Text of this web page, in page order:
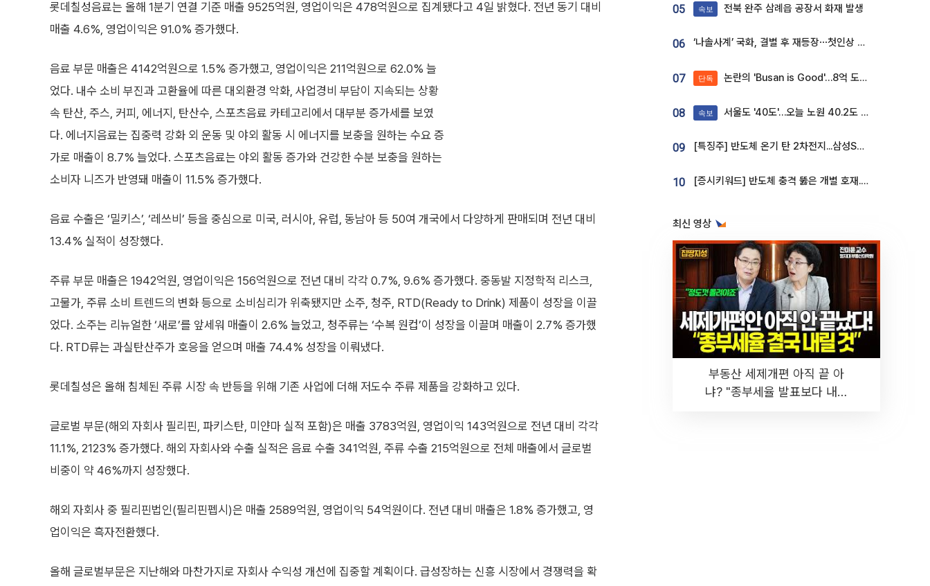
롯데칠성음료는 올해 1분기 연결 기준 매출 9525억원, 영업이익은 478억원으로 집계됐다고 4일 밝혔다. 전년 동기 대비
매출 4.6%, 영업이익은 91.0% 증가했다.
음료 부문 매출은 4142억원으로 1.5% 증가했고, 영업이익은 211억원으로 62.0% 늘
었다. 내수 소비 부진과 고환율에 따른 대외환경 악화, 사업경비 부담이 지속되는 상황
속 탄산, 주스, 커피, 에너지, 탄산수, 스포츠음료 카테고리에서 대부분 증가세를 보였
다. 에너지음료는 집중력 강화 외 운동 및 야외 활동 시 에너지를 보충을 원하는 수요 증
가로 매출이 8.7% 늘었다. 스포츠음료는 야외 활동 증가와 건강한 수분 보충을 원하는
소비자 니즈가 반영돼 매출이 11.5% 증가했다.
음료 수출은 ‘밀키스’, ‘레쓰비’ 등을 중심으로 미국, 러시아, 유럽, 동남아 등 50여 개국에서 다양하게 판매되며 전년 대비
13.4% 실적이 성장했다.
주류 부문 매출은 1942억원, 영업이익은 156억원으로 전년 대비 각각 0.7%, 9.6% 증가했다. 중동발 지정학적 리스크,
고물가, 주류 소비 트렌드의 변화 등으로 소비심리가 위축됐지만 소주, 청주, RTD(Ready to Drink) 제품이 성장을 이끌
었다. 소주는 리뉴얼한 ‘새로’를 앞세워 매출이 2.6% 늘었고, 청주류는 ‘수복 원컵’이 성장을 이끌며 매출이 2.7% 증가했
다. RTD류는 과실탄산주가 호응을 얻으며 매출 74.4% 성장을 이뤄냈다.
롯데칠성은 올해 침체된 주류 시장 속 반등을 위해 기존 사업에 더해 저도수 주류 제품을 강화하고 있다.
글로벌 부문(해외 자회사 필리핀, 파키스탄, 미얀마 실적 포함)은 매출 3783억원, 영업이익 143억원으로 전년 대비 각각
11.1%, 2123% 증가했다. 해외 자회사와 수출 실적은 음료 수출 341억원, 주류 수출 215억원으로 전체 매출에서 글로벌
비중이 약 46%까지 성장했다.
해외 자회사 중 필리핀법인(필리핀펩시)은 매출 2589억원, 영업이익 54억원이다. 전년 대비 매출은 1.8% 증가했고, 영
업이익은 흑자전환했다.
올해 글로벌부문은 지난해와 마찬가지로 자회사 수익성 개선에 집중할 계획이다. 급성장하는 신흥 시장에서 경쟁력을 확
05 속보 전북 완주 삼례읍 공장서 화재 발생
06 ‘나솔사계’ 국화, 결별 후 재등장⋯첫인상 투표 휩쓸고 ‘인기녀’ 등극
07 단독 논란의 'Busan is Good'…8억 도시브랜드, 용산 대통령실 CI 업체가 수행
08 속보 서울도 '40도'…오늘 노원 40.2도 기록
09 [특징주] 반도체 온기 탄 2차전지...삼성SDI, 장 초반 7% 넘게 껑충
10 [증시키워드] 반도체 충격 뚫은 개별 호재...포스코퓨처엠·에코프로·한화솔루션 '눈길'
최신 영상
부동산 세제개편 아직 끝 아
냐? "종부세율 발표보다 내릴